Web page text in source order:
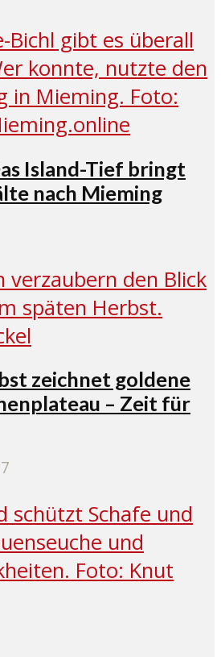
Island-Tief bringt
nach Mieming
zeichnet goldene
– Zeit für